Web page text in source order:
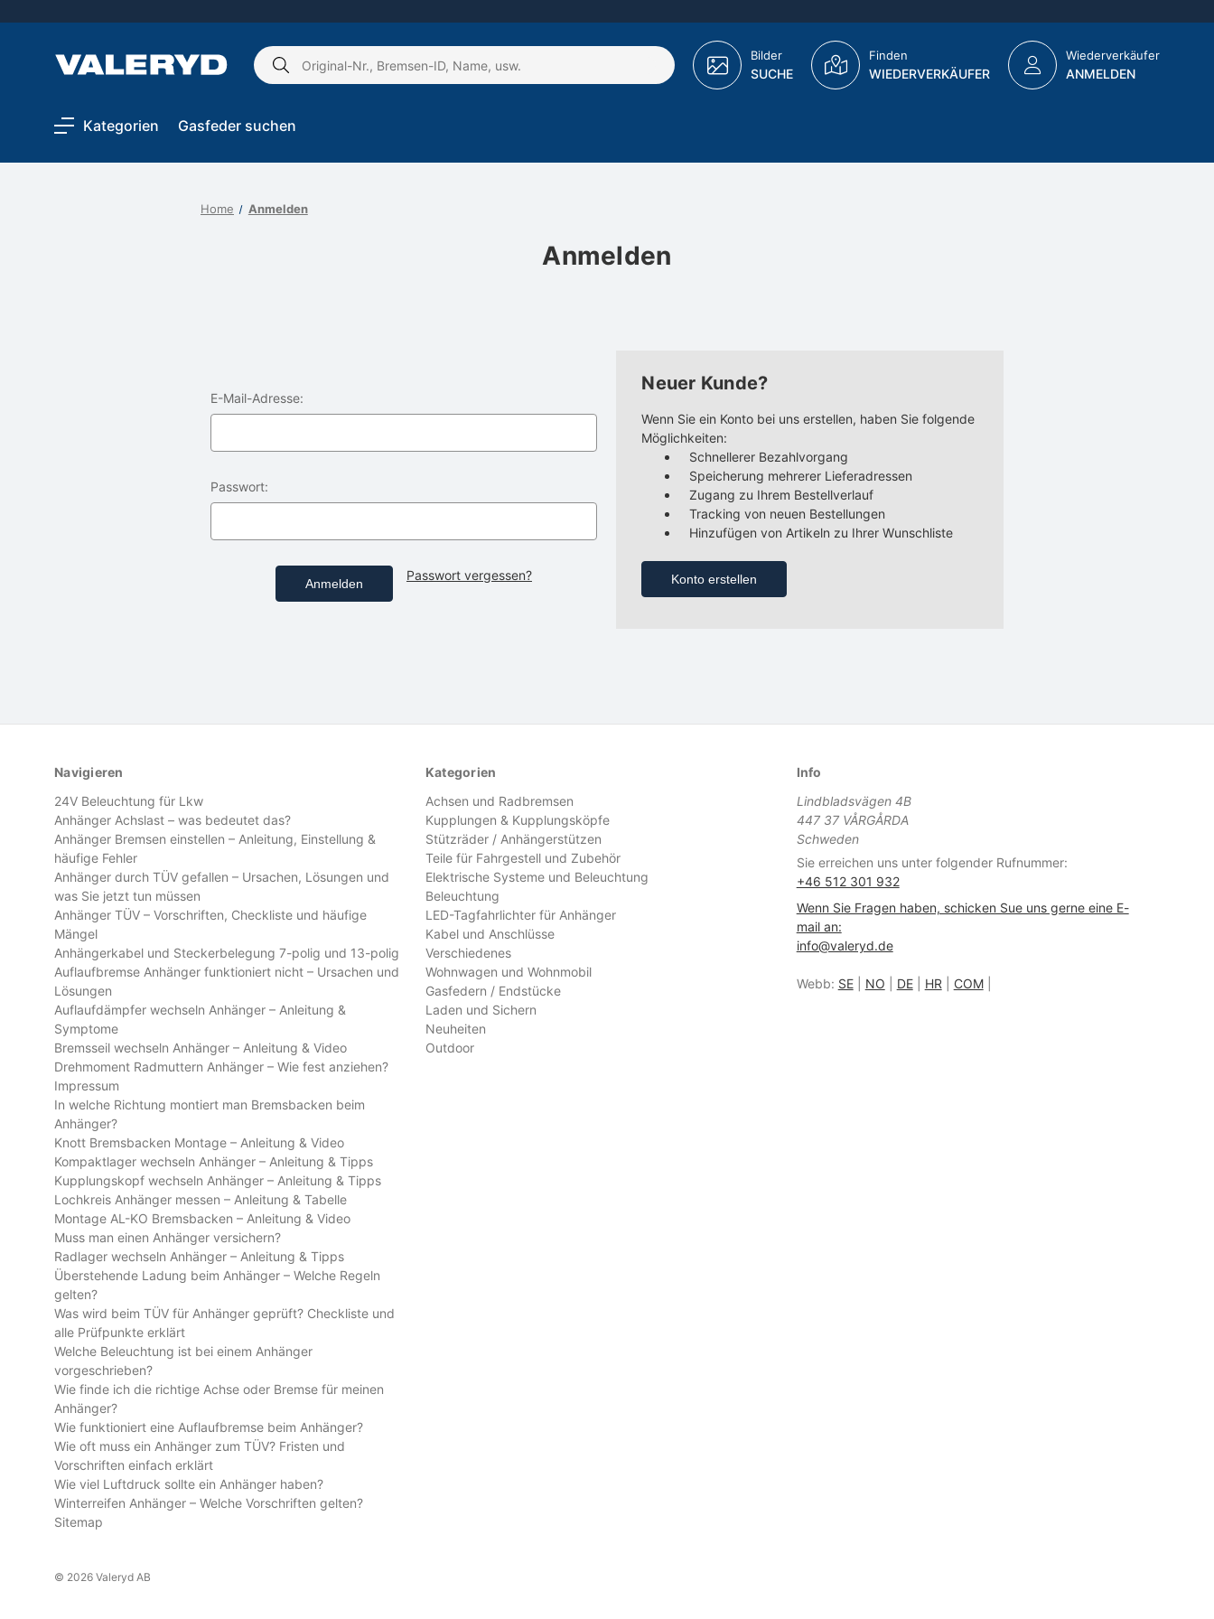
Schlagwort
Bilder
SUCHE
Finden
WIEDERVERKÄUFER
Wiederverkäufer
ANMELDEN
Kategorien Gasfeder suchen
Home Anmelden
Anmelden
E-Mail-Adresse:
Passwort:
Passwort vergessen?
Neuer Kunde?
Wenn Sie ein Konto bei uns erstellen, haben Sie folgende
Möglichkeiten:
Schnellerer Bezahlvorgang
Speicherung mehrerer Lieferadressen
Zugang zu Ihrem Bestellverlauf
Tracking von neuen Bestellungen
Hinzufügen von Artikeln zu Ihrer Wunschliste
Konto erstellen
Navigieren
24V Beleuchtung für Lkw
Anhänger Achslast – was bedeutet das?
Anhänger Bremsen einstellen – Anleitung, Einstellung &
häufige Fehler
Anhänger durch TÜV gefallen – Ursachen, Lösungen und
was Sie jetzt tun müssen
Anhänger TÜV – Vorschriften, Checkliste und häufige
Mängel
Anhängerkabel und Steckerbelegung 7-polig und 13-polig
Auflaufbremse Anhänger funktioniert nicht – Ursachen und
Lösungen
Auflaufdämpfer wechseln Anhänger – Anleitung &
Symptome
Bremsseil wechseln Anhänger – Anleitung & Video
Drehmoment Radmuttern Anhänger – Wie fest anziehen?
Impressum
In welche Richtung montiert man Bremsbacken beim
Anhänger?
Knott Bremsbacken Montage – Anleitung & Video
Kompaktlager wechseln Anhänger – Anleitung & Tipps
Kupplungskopf wechseln Anhänger – Anleitung & Tipps
Lochkreis Anhänger messen – Anleitung & Tabelle
Montage AL-KO Bremsbacken – Anleitung & Video
Muss man einen Anhänger versichern?
Radlager wechseln Anhänger – Anleitung & Tipps
Überstehende Ladung beim Anhänger – Welche Regeln
gelten?
Was wird beim TÜV für Anhänger geprüft? Checkliste und
alle Prüfpunkte erklärt
Welche Beleuchtung ist bei einem Anhänger
vorgeschrieben?
Wie finde ich die richtige Achse oder Bremse für meinen
Anhänger?
Wie funktioniert eine Auflaufbremse beim Anhänger?
Wie oft muss ein Anhänger zum TÜV? Fristen und
Vorschriften einfach erklärt
Wie viel Luftdruck sollte ein Anhänger haben?
Winterreifen Anhänger – Welche Vorschriften gelten?
Sitemap
Kategorien
Achsen und Radbremsen
Kupplungen & Kupplungsköpfe
Stützräder / Anhängerstützen
Teile für Fahrgestell und Zubehör
Elektrische Systeme und Beleuchtung
Beleuchtung
LED-Tagfahrlichter für Anhänger
Kabel und Anschlüsse
Verschiedenes
Wohnwagen und Wohnmobil
Gasfedern / Endstücke
Laden und Sichern
Neuheiten
Outdoor
Info
Lindbladsvägen 4B
447 37 VÅRGÅRDA
Schweden
Sie erreichen uns unter folgender Rufnummer:
+46 512 301 932
Wenn Sie Fragen haben, schicken Sue uns gerne eine E-
mail an:
info@valeryd.de
Webb: SE| NO DE| HR COM|
© 2026 Valeryd AB